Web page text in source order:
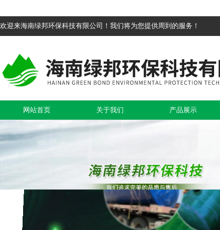
欢迎来海南绿邦环保科技有限公司！我们将为您提供周到的服务！
网站首页 关于我们 产品展示